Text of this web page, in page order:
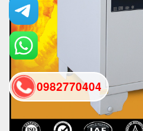
0982770404